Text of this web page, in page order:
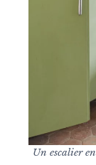
Un escalier